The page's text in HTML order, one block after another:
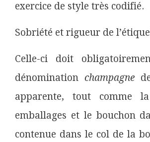
exercice de style très codifié.
Sobriété et rigueur de
Celle-ci doit
dénomination champagne
apparente, tout comme
emballages et le bouchon
contenue dans le col de la